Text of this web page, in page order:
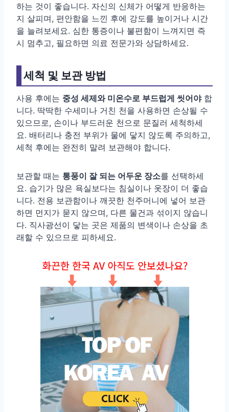
하는 것이 좋습니다. 자신의 신체가 어떻게 반응하는
지 살피며, 편안함을 느낀 후에 강도를 높이거나 시간
을 늘려보세요. 심한 통증이나 불편함이 느껴지면 즉
시 멈추고, 필요하면 의료 전문가와 상담하세요.
세척 및 보관 방법
사용 후에는 중성 세제와 미온수로 부드럽게 씻어야합
니다. 딱딱한 수세미나 거친 천을 사용하면 손상될 수
있으므로, 손이나 부드러운 천으로 문질러 세척하세
요. 배터리나 충전 부위가 물에 닿지 않도록 주의하고,
세척 후에는 완전히 말려 보관해야 합니다.
보관할 때는 통풍이 잘 되는 어두운 장소를 선택하세
요. 습기가 많은 욕실보다는 침실이나 옷장이 더 좋습
니다. 전용 보관함이나 깨끗한 천주머니에 넣어 보관
하면 먼지가 묻지 않으며, 다른 물건과 섞이지 않습니
다. 직사광선이 닿는 곳은 제품의 변색이나 손상을 초
래할 수 있으므로 피하세요.